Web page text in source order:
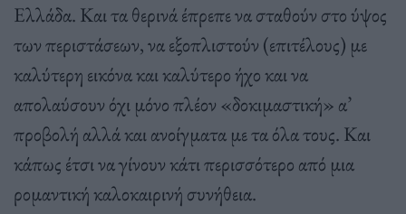
Ελλάδα. Και τα θερινά έπρεπε να σταθούν στο ύψος
των περιστάσεων, να εξοπλιστούν (επιτέλους) με
καλύτερη εικόνα και καλύτερο ήχο και να
απολαύσουν όχι μόνο πλέον «δοκιμαστική» α’
προβολή αλλά και ανοίγματα με τα όλα τους. Και
κάπως έτσι να γίνουν κάτι περισσότερο από μια
ρομαντική καλοκαιρινή συνήθεια.